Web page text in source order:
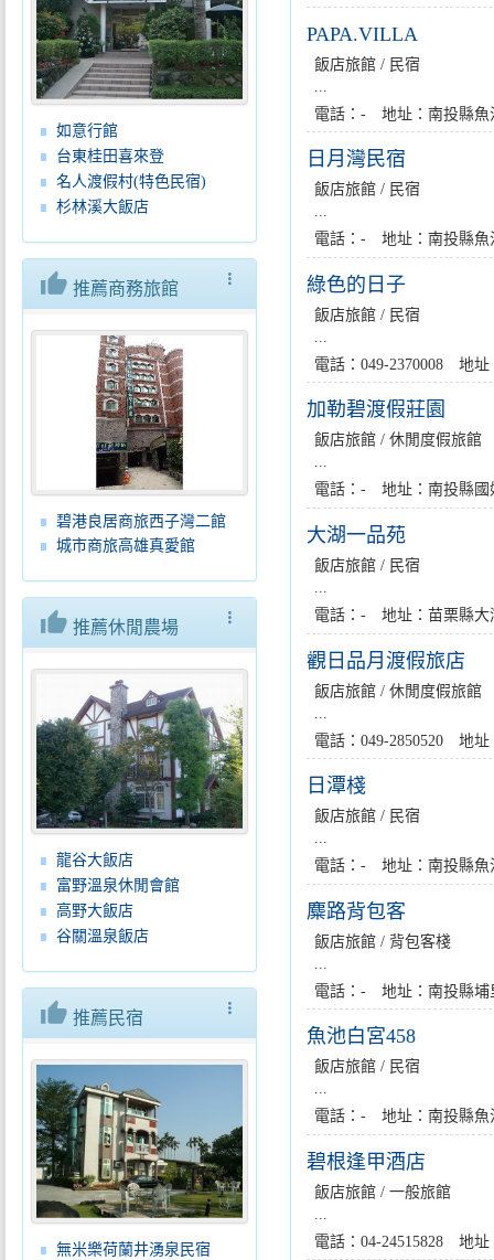
如意行館
台東桂田喜來登
名人渡假村(特色民宿)
杉林溪大飯店
more_vert
thumb_up 推薦商務旅館
碧港良居商旅西子灣二館
城市商旅高雄真愛館
more_vert
thumb_up 推薦休閒農場
龍谷大飯店
富野溫泉休閒會館
高野大飯店
谷關溫泉飯店
more_vert
thumb_up 推薦民宿
無米樂荷蘭井湧泉民宿
PAPA.VILLA
飯店旅館 / 民宿
電話：- 地址：南投縣魚
日月灣民宿
飯店旅館 / 民宿
...
電話：- 地址：南投縣魚
綠色的日子
飯店旅館 / 民宿
電話：049-2370008 地
加勒碧渡假莊園
飯店旅館 / 休閒度假旅館
...
電話：- 地址：南投縣國
大湖一品苑
飯店旅館 / 民宿
電話：- 地址：苗栗縣大
觀日品月渡假旅店
飯店旅館 / 休閒度假旅館
電話：049-2850520 地
日潭棧
飯店旅館 / 民宿
...
電話：- 地址：南投縣魚
麋路背包客
飯店旅館 / 背包客棧
電話：- 地址：南投縣埔
魚池白宮458
飯店旅館 / 民宿
...
電話：- 地址：南投縣魚
碧根逢甲酒店
飯店旅館 / 一般旅館
電話：04-24515828 地